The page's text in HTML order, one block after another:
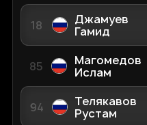
18
Джамуев
Гамид
85
Магомедов
Ислам
94
Телякавов
Рустам